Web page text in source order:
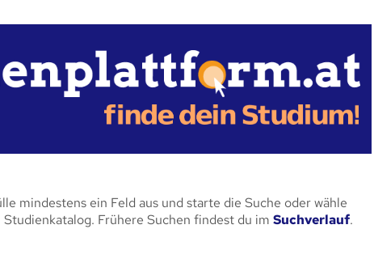
mindestens ein Feld aus und starte die Suche oder wähle
Frühere Suchen findest du im Suchverlauf.